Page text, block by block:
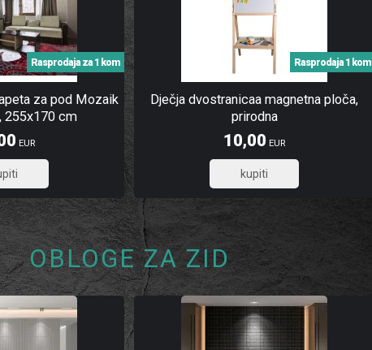
za pod Mozaik
255x170 cm
Rasprodaja za 1 kom
EUR
Dječja dvostranicaa magnetna ploča,
prirodna
Rasprodaja 1 kom
10,00 EUR
8,00
OBLOGE ZA ZID